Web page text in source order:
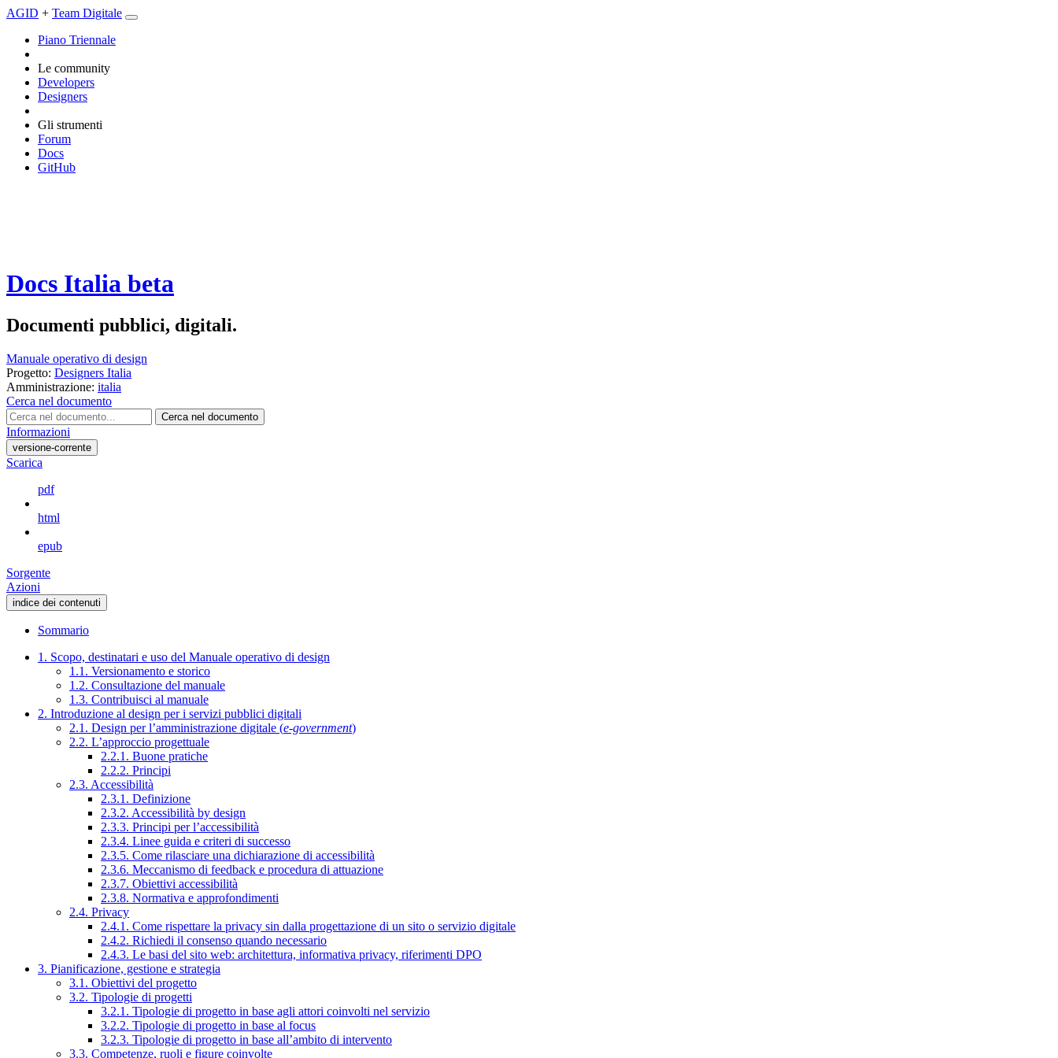
AGID + Team Digitale
Piano Triennale
Le community
Developers
Designers
Gli strumenti
Forum
Docs
GitHub
Docs Italia beta
Documenti pubblici, digitali.
Manuale operativo di design
Progetto: Designers Italia
Amministrazione: italia
Cerca nel documento
Cerca nel documento
Informazioni
versione-corrente
Scarica
pdf
html
epub
Sorgente
Azioni
indice dei contenuti
Sommario
1. Scopo, destinatari e uso del Manuale operativo di design
1.1. Versionamento e storico
1.2. Consultazione del manuale
1.3. Contribuisci al manuale
2. Introduzione al design per i servizi pubblici digitali
2.1. Design per l’amministrazione digitale (e-government)
2.2. L’approccio progettuale
2.2.1. Buone pratiche
2.2.2. Principi
2.3. Accessibilità
2.3.1. Definizione
2.3.2. Accessibilità by design
2.3.3. Principi per l’accessibilità
2.3.4. Linee guida e criteri di successo
2.3.5. Come rilasciare una dichiarazione di accessibilità
2.3.6. Meccanismo di feedback e procedura di attuazione
2.3.7. Obiettivi accessibilità
2.3.8. Normativa e approfondimenti
2.4. Privacy
2.4.1. Come rispettare la privacy sin dalla progettazione di un sito o servizio digitale
2.4.2. Richiedi il consenso quando necessario
2.4.3. Le basi del sito web: architettura, informativa privacy, riferimenti DPO
3. Pianificazione, gestione e strategia
3.1. Obiettivi del progetto
3.2. Tipologie di progetti
3.2.1. Tipologie di progetto in base agli attori coinvolti nel servizio
3.2.2. Tipologie di progetto in base al focus
3.2.3. Tipologie di progetto in base all’ambito di intervento
3.3. Competenze, ruoli e figure coinvolte